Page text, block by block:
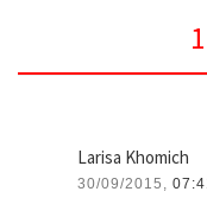
Larisa Khomich
30/09/2015,